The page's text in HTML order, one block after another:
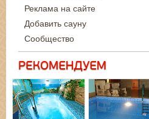
Реклама на сайте
Добавить сауну
Сообщество